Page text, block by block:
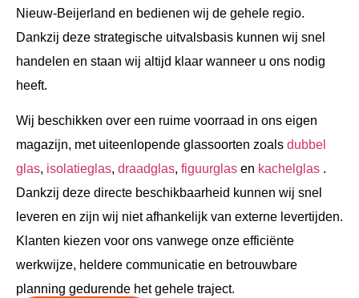
Nieuw-Beijerland en bedienen wij de gehele regio.
Dankzij deze strategische uitvalsbasis kunnen wij snel
handelen en staan wij altijd klaar wanneer u ons nodig
heeft.
Wij beschikken over een ruime voorraad in ons eigen
magazijn, met uiteenlopende glassoorten zoals dubbel
glas, isolatieglas, draadglas, figuurglas en kachelglas .
Dankzij deze directe beschikbaarheid kunnen wij snel
leveren en zijn wij niet afhankelijk van externe levertijden.
Klanten kiezen voor ons vanwege onze efficiënte
werkwijze, heldere communicatie en betrouwbare
planning gedurende het gehele traject.